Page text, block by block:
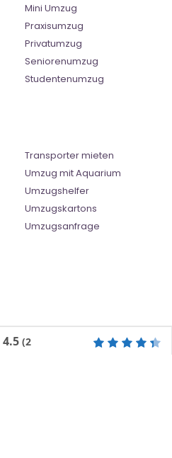
Mini Umzug
Praxisumzug
Privatumzug
Seniorenumzug
Studentenumzug
Transporter mieten
Umzug mit Aquarium
Umzugshelfer
Umzugskartons
Umzugsanfrage
4.5 (2